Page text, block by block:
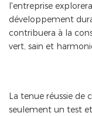
l'entreprise
développement
contribuera à la
vert, sain et
La tenue réussie
seulement un test